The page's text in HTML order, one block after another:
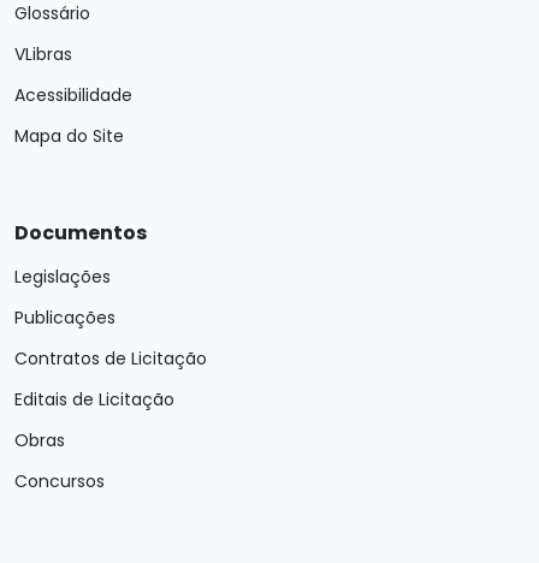
Glossário
VLibras
Acessibilidade
Mapa do Site
Documentos
Legislações
Publicações
Contratos de Licitação
Editais de Licitação
Obras
Concursos